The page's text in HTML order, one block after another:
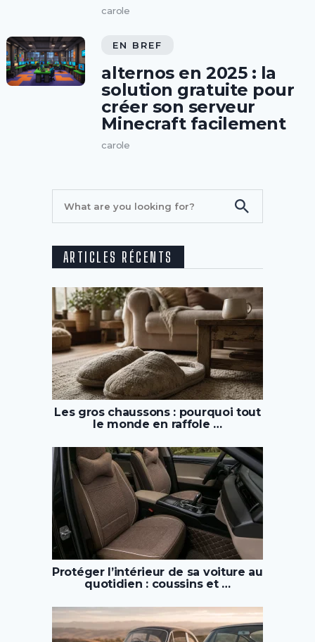
carole
EN BREF
alternos en 2025 : la
solution gratuite pour
créer son serveur
Minecraft facilement
carole
ARTICLES RÉCENTS
Les gros chaussons : pourquoi tout
le monde en raffole …
Protéger l’intérieur de sa voiture au
quotidien : coussins et …